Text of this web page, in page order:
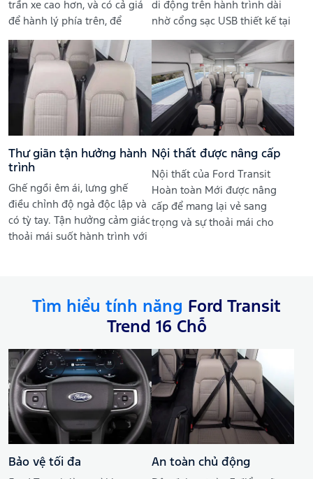
trần xe cao hơn, và có cả giá
để hành lý phía trên, để
mái hơn.
di động trên hành trình dài
nhờ cổng sạc USB thiết kế tại
Thư giãn tận hưởng hành
trình
Ghế ngồi êm ái, lưng ghế
điều chỉnh độ ngả độc lập và
có tỳ tay. Tận hưởng cảm giác
thoải mái suốt hành trình với
Nội thất được nâng cấp
Nội thất của Ford Transit
Hoàn toàn Mới được nâng
cấp để mang lại vẻ sang
trọng và sự thoải mái cho
Tìm hiểu tính năng
Ford Transit
Trend 16 Chỗ
Bảo vệ tối đa An toàn chủ động